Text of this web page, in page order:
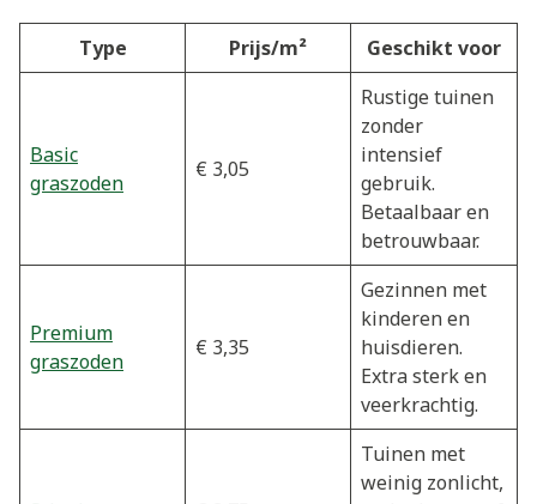
Type Prijs/m² Geschikt voor
Basic
graszoden
€ 3,05
Rustige tuinen
zonder
intensief
gebruik.
Betaalbaar en
betrouwbaar.
Premium
graszoden
€ 3,35
Gezinnen met
kinderen en
huisdieren.
Extra sterk en
veerkrachtig.
Tuinen met
weinig zonlicht,